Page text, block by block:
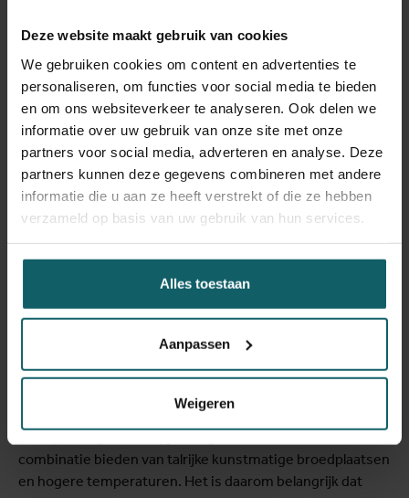
Deze website maakt gebruik van cookies
We gebruiken cookies om content en advertenties te
personaliseren, om functies voor social media te bieden
en om ons websiteverkeer te analyseren. Ook delen we
informatie over uw gebruik van onze site met onze
partners voor social media, adverteren en analyse. Deze
partners kunnen deze gegevens combineren met andere
informatie die u aan ze heeft verstrekt of die ze hebben
verzameld op basis van uw gebruik van hun services.
Alles toestaan
Aanpassen
Weigeren
opvolgen en kunnen er preventieve maatregelen
genomen worden om de populatie te verminderen en de
verspreiding en vestiging van de soort in België te
beperken.”
Welke preventieve
maatregelen kan je
nemen?
Burgers spelen een belangrijke rol in het voorkomen van
de verspreiding van de tijgermug. Omdat deze soort haar
stilstaand water die vaak voorkomen in tuinen en op
terrassen, zoals emmers, bloempotten, is het essentieel
om deze broedplaatsen te beperken. Stedelijke
omgevingen zijn gunstig voor de overleving en
combinatie bieden van talrijke kunstmatige broedplaatsen
en hogere temperaturen. Het is daarom belangrijk dat